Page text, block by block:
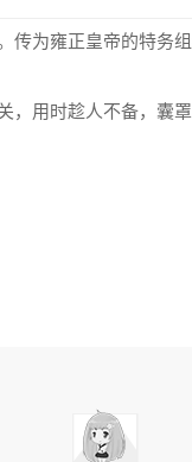
传为雍正皇帝的特务
用时趁人不备，囊